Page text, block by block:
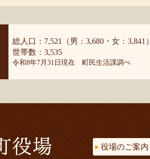
総人口：7,521（男：3,680・女：3,841）
世帯数：3,535
令和8年7月31日現在 町民生活課調べ
役場のご案内